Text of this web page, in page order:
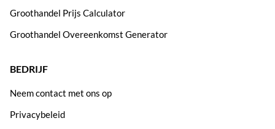
Groothandel Prijs Calculator
Groothandel Overeenkomst Generator
BEDRIJF
Neem contact met ons op
Privacybeleid